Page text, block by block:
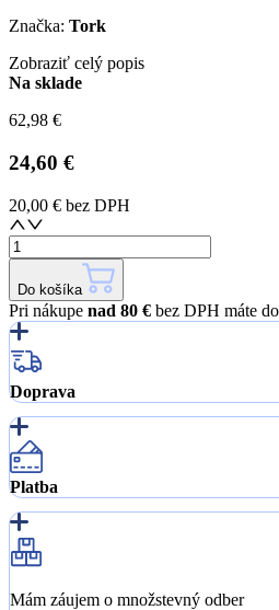
Značka: Tork
Zobraziť celý popis
Na sklade
62,98 €
24,60 €
20,00 € bez DPH
Do košíka
Pri nákupe nad 80 € bez DPH máte
Doprava
Platba
Mám záujem o množstevný odber